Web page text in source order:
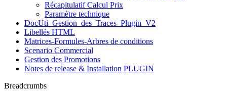
Récapitulatif Calcul Prix
Paramètre technique
DocUti_Gestion_des_Traces_Plugin_V2
Libellés HTML
Matrices-Formules-Arbres de conditions
Scenario Commercial
Gestion des Promotions
Notes de release & Installation PLUGIN
Breadcrumbs